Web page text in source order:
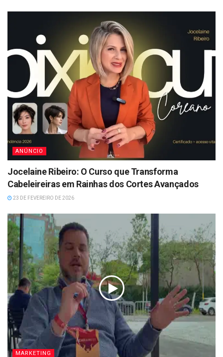
ANÚNCIO
Jocelaine Ribeiro: O Curso que Transforma
Cabeleireiras em Rainhas dos Cortes Avançados
23 DE FEVEREIRO DE 2026
MARKETING